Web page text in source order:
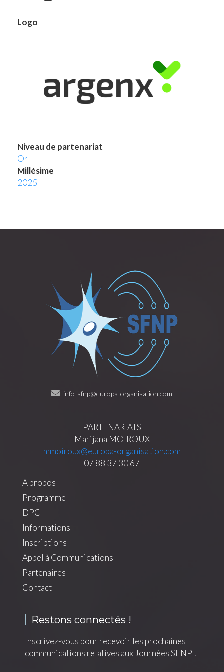
Logo
Niveau de partenariat
Or
Millésime
2025
info-sfnp@europa-organisation.com
PARTENARIATS
Marijana MOIROUX
mmoiroux@europa-organisation.com
07 88 37 30 67
Main
navigation
A propos
Programme
DPC
Informations
Inscriptions
Appel à Communications
Partenaires
Contact
Restons connectés !
Inscrivez-vous pour recevoir les prochaines
communications relatives aux Journées SFNP !